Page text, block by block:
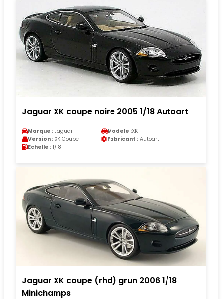
Jaguar XK coupe noire 2005 1/18 Autoart
Marque : Jaguar Modele :XK
Version : XK Coupe Fabricant : Autoart
Echelle : 1/18
Jaguar XK coupe (rhd) grun 2006 1/18
Minichamps